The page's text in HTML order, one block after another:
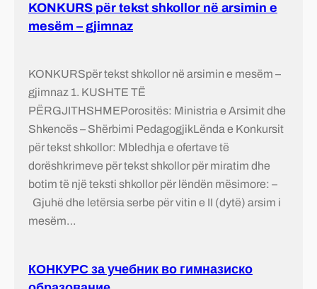
KONKURS për tekst shkollor në arsimin e
mesëm – gjimnaz
KONKURSpër tekst shkollor në arsimin e mesëm –
gjimnaz 1. KUSHTE TË
PËRGJITHSHMEPorositës: Ministria e Arsimit dhe
Shkencës – Shërbimi PedagogjikLënda e Konkursit
për tekst shkollor: Mbledhja e ofertave të
dorëshkrimeve për tekst shkollor për miratim dhe
botim të një teksti shkollor për lëndën mësimore: –
Gjuhë dhe letërsia serbe për vitin e II (dytë) arsim i
mesëm…
КОНКУРС за учебник во гимназиско